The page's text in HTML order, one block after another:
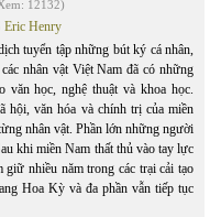
12132)
Eric Henry
tuyển tập những bút ký cá nhân,
nhân vật Việt Nam đã có những
văn học, nghệ thuật và khoa học.
văn hóa và chính trị của miền
nhân vật. Phần lớn những người
khi miền Nam thất thủ vào tay lực
nhiều năm trong các trại cải tạo
Hoa Kỳ và đa phần vẫn tiếp tục